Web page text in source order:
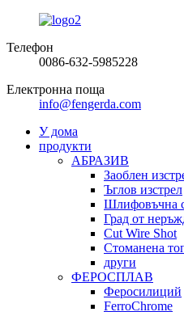
Телефон
0086-632-5985228
Електронна поща
info@fengerda.com
У дома
продукти
АБРАЗИВ
Заоблен
Ъглов изстрел
Шлифовъчна
Град от
Cut Wire Shot
Стоманена
други
ФЕРОСПЛАВ
Феросилиций
FerroChrome